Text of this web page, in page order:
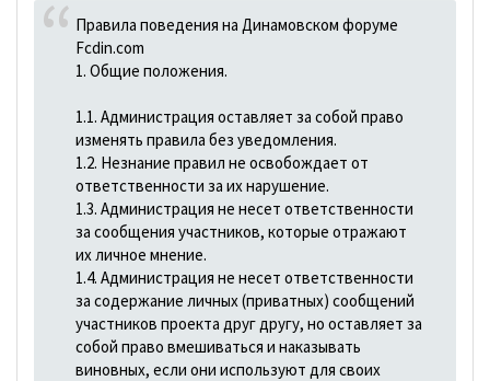
Правила поведения на Динамовском форуме
Fcdin.com
1. Общие положения.
1.1. Администрация оставляет за собой право
изменять правила без уведомления.
1.2. Незнание правил не освобождает от
ответственности за их нарушение.
1.3. Администрация не несет ответственности
за сообщения участников, которые отражают
их личное мнение.
1.4. Администрация не несет ответственности
за содержание личных (приватных) сообщений
участников проекта друг другу, но оставляет за
собой право вмешиваться и наказывать
виновных, если они используют для своих